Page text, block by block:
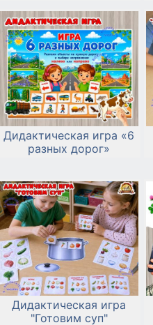
Дидактическая игра «6
разных дорог»
Дидактическая игра
"Готовим суп"